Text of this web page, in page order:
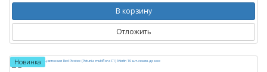
В корзину
Отложить
Новинка